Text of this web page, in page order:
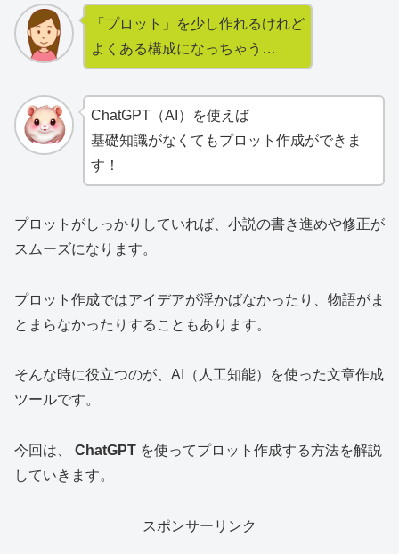
「プロット」を少し作れるけれど
よくある構成になっちゃう…
ChatGPT（AI）を使えば
基礎知識がなくてもプロット作成ができま
す！
プロットがしっかりしていれば、小説の書き進めや修正が
スムーズになります。
プロット作成ではアイデアが浮かばなかったり、物語がま
とまらなかったりすることもあります。
そんな時に役立つのが、AI（人工知能）を使った文章作成
ツールです。
今回は、 ChatGPT を使ってプロット作成する方法を解説
していきます。
スポンサーリンク